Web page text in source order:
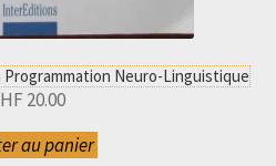
Programmation Neuro-Linguistique
20.00
au panier